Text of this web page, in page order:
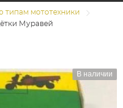
типам мототехники
Муравей
В наличии